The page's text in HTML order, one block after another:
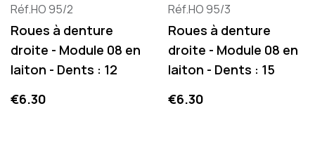
Réf.HO 95/2
Roues à denture
droite - Module 08 en
laiton - Dents : 12
Price
€6.30
Réf.HO 95/3
Roues à denture
droite - Module 08 en
laiton - Dents : 15
Price
€6.30